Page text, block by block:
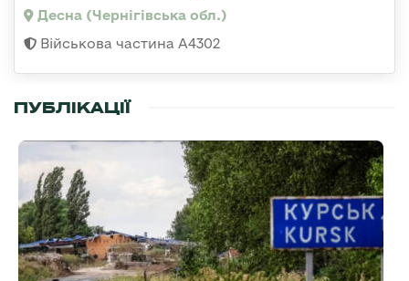
Десна (Чернігівська обл.)
Військова частина А4302
ПУБЛІКАЦІЇ